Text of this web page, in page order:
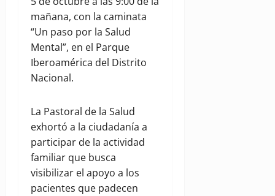
mañana, con la caminata
“Un paso por la Salud
Mental”, en el Parque
Iberoamérica del Distrito
Nacional.
La Pastoral de la Salud
exhortó a la ciudadanía a
participar de la actividad
familiar que busca
visibilizar el apoyo a los
pacientes que padecen